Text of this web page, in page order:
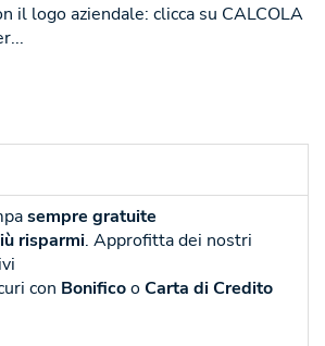
il logo aziendale: clicca su CALCOLA
sempre gratuite
risparmi. Approfitta dei nostri
con BonificooCarta di Credito